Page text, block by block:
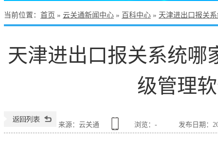
当前位置： 首页 » 云关通新闻中心 » 百科中心 » 天津进出口报关
天津进出口报关系统哪
级管理
来源：云关通 浏览： - 发布日期：